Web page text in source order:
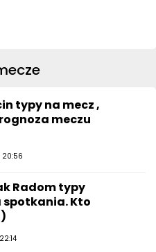
typy na mecz ,
meczu
20:56
Radom typy
Kto